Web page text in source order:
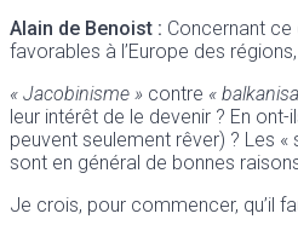
Alain de Benoist : Concernant ce
favorables à l’Europe des
« Jacobinisme » contre «
leur intérêt de le devenir ? En
peuvent seulement rêver) ? Les
sont en général de bonnes
Je crois, pour commencer, qu’il